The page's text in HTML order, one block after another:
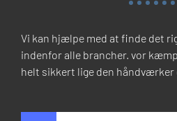
Vi kan hjælpe med at finde det
indenfor alle brancher. vor
helt sikkert lige den håndværker